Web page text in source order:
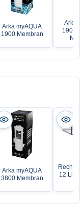
Arka myAQUA
1900 Membran
Arka
1900
Arka myAQUA
3800 Membran
12 Liter